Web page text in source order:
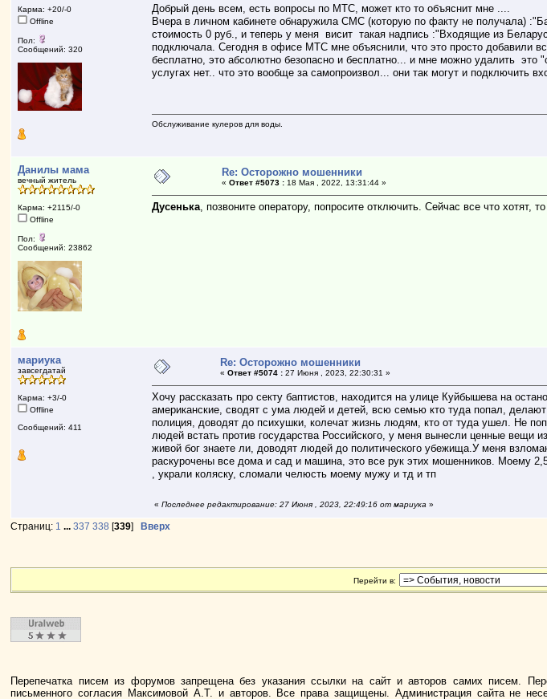
Карма: +20/-0
Offline
Пол:
Сообщений: 320
Добрый день всем, есть вопросы по МТС, может кто то объяснит мне ....
Вчера в личном кабинете обнаружила СМС (которую по факту не получала)
стоимость 0 руб., и теперь у меня висит такая надпись :"Входящие из
подключала. Сегодня в офисе МТС мне объяснили, что это просто добавили
бесплатно, это абсолютно безопасно и бесплатно... и мне можно удалить
услугах нет.. что это вообще за самопроизвол... они так могут и подключить
Обслуживание кулеров для воды.
Данилы мама
вечный житель
Карма: +2115/-0
Offline
Пол:
Сообщений: 23862
Re: Осторожно мошенники
«Ответ #5073 : 18 Мая , 2022, 13:31:44 »
Дусенька, позвоните оператору, попросите отключить. Сейчас все что хотят,
мариука
завсегдатай
Карма: +3/-0
Offline
Сообщений: 411
Re: Осторожно мошенники
«Ответ #5074 : 27 Июня , 2023, 22:30:31 »
Хочу рассказать про секту баптистов, находится на улице Куйбышева на
американские, сводят с ума людей и детей, всю семью кто туда попал,
полиция, доводят до психушки, колечат жизнь людям, кто от туда ушел. Не
людей встать против государства Российского, у меня вынесли ценные вещи
живой бог знаете ли, доводят людей до политического убежища.У меня
раскурочены все дома и сад и машина, это все рук этих мошенников. Моему
, украли коляску, сломали челюсть моему мужу и тд и тп
«Последнее редактирование: 27 Июня , 2023, 22:49:16 от мариука »
Страниц: 1 ...337 338 [339] Вверх
Перейти в:
Перепечатка писем из форумов запрещена без указания ссылки на сайт и авторов самих писем.
письменного согласия Максимовой А.Т. и авторов. Все права защищены. Администрация сайта не